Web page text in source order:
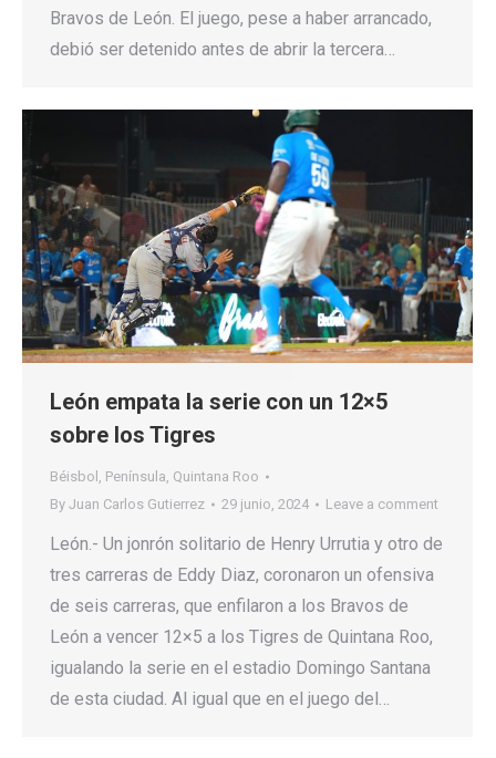
Bravos de León. El juego, pese a haber arrancado,
debió ser detenido antes de abrir la tercera…
León empata la serie con un 12×5
sobre los Tigres
Béisbol , Península, Quintana Roo
By Juan Carlos Gutierrez 29 junio, 2024 Leave a comment
León.- Un jonrón solitario de Henry Urrutia y otro de
tres carreras de Eddy Diaz, coronaron un ofensiva
de seis carreras, que enfilaron a los Bravos de
León a vencer 12×5 a los Tigres de Quintana Roo,
igualando la serie en el estadio Domingo Santana
de esta ciudad. Al igual que en el juego del…